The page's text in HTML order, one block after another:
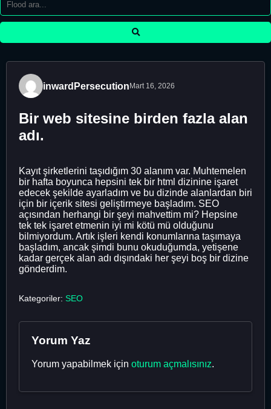
inwardPersecution Mart 16, 2026
Bir web sitesine birden fazla alan
adı.
Kayıt şirketlerini taşıdığım 30 alanım var. Muhtemelen
bir hafta boyunca hepsini tek bir html dizinine işaret
edecek şekilde ayarladım ve bu dizinde alanlardan biri
için bir içerik sitesi geliştirmeye başladım. SEO
açısından herhangi bir şeyi mahvettim mi? Hepsine
tek tek işaret etmenin iyi mi kötü mü olduğunu
bilmiyordum. Artık işleri kendi konumlarına taşımaya
başladım, ancak şimdi bunu okuduğumda, yetişene
kadar gerçek alan adı dışındaki her şeyi boş bir dizine
gönderdim.
Kategoriler: SEO
Yorum Yaz
Yorum yapabilmek için oturum açmalısınız.